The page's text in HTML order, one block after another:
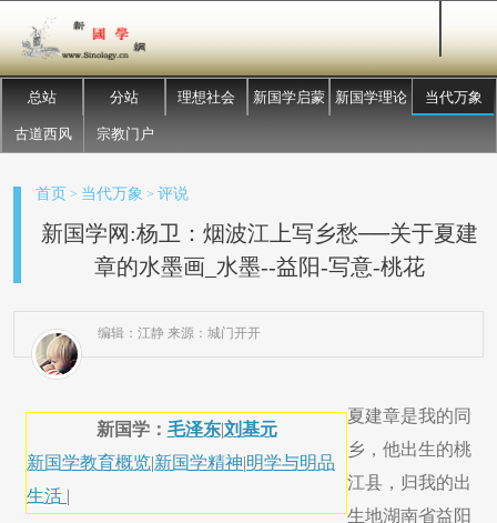
总站 分站 理想社会 新国学启蒙 新国学理论 当代万象
古道西风 宗教门户
首页 > 当代万象 > 评说
新国学网:杨卫：烟波江上写乡愁──关于夏建
章的水墨画_水墨--益阳-写意-桃花
编辑：江静 来源：城门开开
新国学： 毛泽东|刘基元
新国学教育概览|新国学精神|明学与明品
生活 |
夏建章是我的同
乡，他出生的桃
江县，归我的出
生地湖南省益阳